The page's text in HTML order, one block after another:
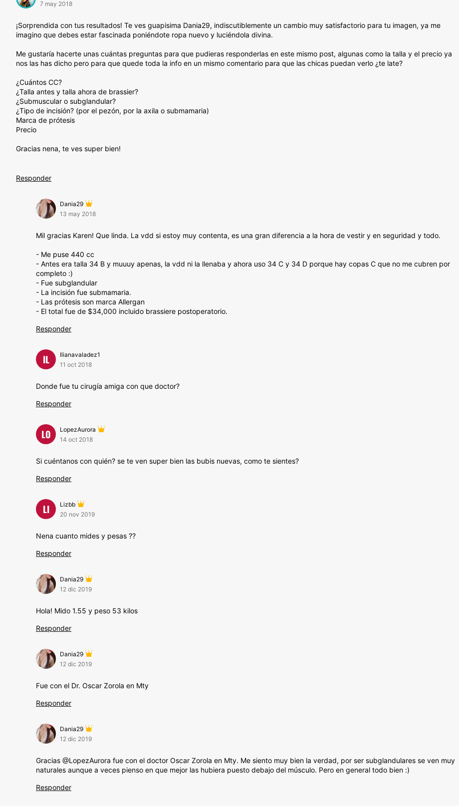
7 may 2018
¡Sorprendida con tus resultados! Te ves guapisima Dania29, indiscutiblemente un cambio muy satisfactorio para tu imagen, ya me
imagino que debes estar fascinada poniéndote ropa nuevo y luciéndola divina.
Me gustaría hacerte unas cuántas preguntas para que pudieras responderlas en este mismo post, algunas como la talla y el precio ya
nos las has dicho pero para que quede toda la info en un mismo comentario para que las chicas puedan verlo ¿te late?
¿Cuántos CC?
¿Talla antes y talla ahora de brassier?
¿Submuscular o subglandular?
¿Tipo de incisión? (por el pezón, por la axila o submamaria)
Marca de prótesis
Precio
Gracias nena, te ves super bien!
Responder
Dania29
13 may 2018
Mil gracias Karen! Que linda. La vdd si estoy muy contenta, es una gran diferencia a la hora de vestir y en seguridad y todo.
- Me puse 440 cc
- Antes era talla 34 B y muuuy apenas, la vdd ni la llenaba y ahora uso 34 C y 34 D porque hay copas C que no me cubren por
completo :)
- Fue subglandular
- La incisión fue submamaria.
- Las prótesis son marca Allergan
- El total fue de $34,000 incluido brassiere postoperatorio.
Responder
IL
Ilianavaladez1
11 oct 2018
Donde fue tu cirugía amiga con que doctor?
Responder
LO
LopezAurora
14 oct 2018
Si cuéntanos con quién? se te ven super bien las bubis nuevas, como te sientes?
Responder
LI
Lizbb
20 nov 2019
Nena cuanto mides y pesas ??
Responder
Dania29
12 dic 2019
Hola! Mido 1.55 y peso 53 kilos
Responder
Dania29
12 dic 2019
Fue con el Dr. Oscar Zorola en Mty
Responder
Dania29
12 dic 2019
Gracias @LopezAurora fue con el doctor Oscar Zorola en Mty. Me siento muy bien la verdad, por ser subglandulares se ven muy
naturales aunque a veces pienso en que mejor las hubiera puesto debajo del músculo. Pero en general todo bien :)
Responder